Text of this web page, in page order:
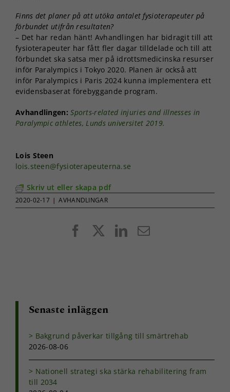
Finns det planer på att utöka antalet fysioterapeuter på
förbundet utifrån resultaten?
– Det har redan hänt! Avhandlingen har bidragit till att
fysioterapeuter har fått fler dagar tilldelade och till att
förbundet ska satsa mer på idrottsmedicinska resurser
inför Paralympics i Tokyo 2020. Planen är också att
inför Paralympics i Paris 2024 kunna implementera ett
evidensbaserat förebyggande program.
Avhandlingen: Sports-related injuries and illnesses in
Paralympic athletes, Lunds universitet 2019.
Lois Steen
lois.steen@fysioterapeuterna.se
Skriv ut eller skapa pdf
2020-02-17 | AVHANDLINGAR
FacebookLinkedIn
E-
Senaste inläggen
Bakgrund påverkar tillgång till smärtrehab
2026-08-06
Nationell strategi ska stärka rehabilitering fram
till 2034
Nödvändiga
Dessa kakor
går inte att
välja bort. De
behövs för
över huvud
fungera.
förbättra
uppbyggnad,
prestera så
Om du nekar